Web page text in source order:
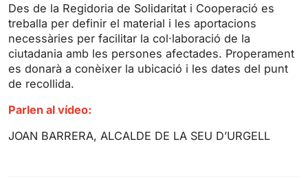
c
r
Des de la Regidoria de Solidaritat i Cooperació es
treballa per definir el material i les aportacions
necessàries per facilitar la col·laboració de la
ciutadania amb les persones afectades. Properament
es donarà a conèixer la ubicació i les dates del punt
de recollida.
Parlen al vídeo:
JOAN BARRERA, ALCALDE DE LA SEU D’URGELL